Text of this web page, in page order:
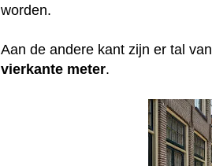
worden.
Aan de andere kant zijn er tal
vierkante meter.